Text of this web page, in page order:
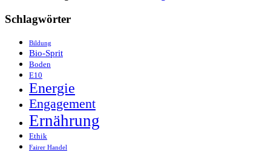
Schlagwörter
Bildung
Bio-Sprit
Boden
E10
Energie
Engagement
Ernährung
Ethik
Fairer Handel